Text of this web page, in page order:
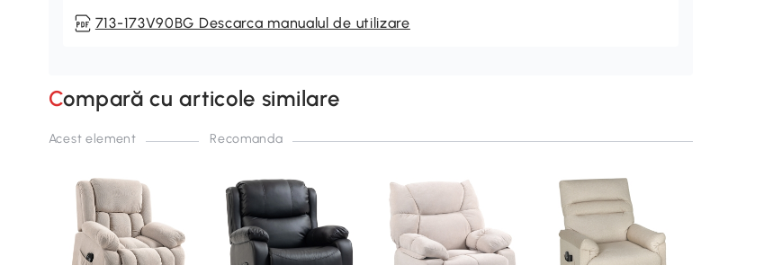
713-173V90BG Descarca manualul de utilizare
Compară cu articole similare
Acest element Recomanda